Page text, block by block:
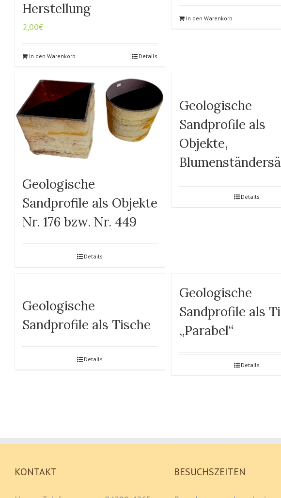
Herstellung
2,00€
In den Warenkorb Details
In den Warenkorb
Geologische
Sandprofile als Objekte
Nr. 176 bzw. Nr. 449
Details
Geologische
Sandprofile als
Objekte,
Details
Geologische
Sandprofile als Tische
Details
Geologische
Sandprofile als
„Parabel“
Details
KONTAKT BESUCHSZEITEN